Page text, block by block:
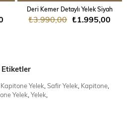
Deri Kemer Detaylı Yelek Siyah
₺1.995,00
₺3.990,00
Etiketler
Yelek Safir Yelek Kapitone,
Yelek Yelek